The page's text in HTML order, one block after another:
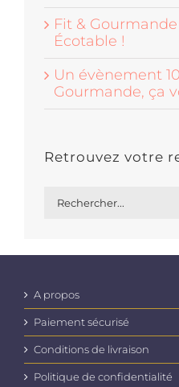
Fit &
Écotable !
Un évènement
Gourmande, ça
Retrouvez votre
A propos
Paiement sécurisé
Conditions de livraison
Politique de confidentialité